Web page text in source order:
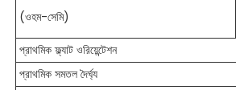
(ওহম-সেমি)
প্রাথমিক ফ্ল্যাট ওরিয়েন্টেশন
প্রাথমিক সমতল দৈর্ঘ্য